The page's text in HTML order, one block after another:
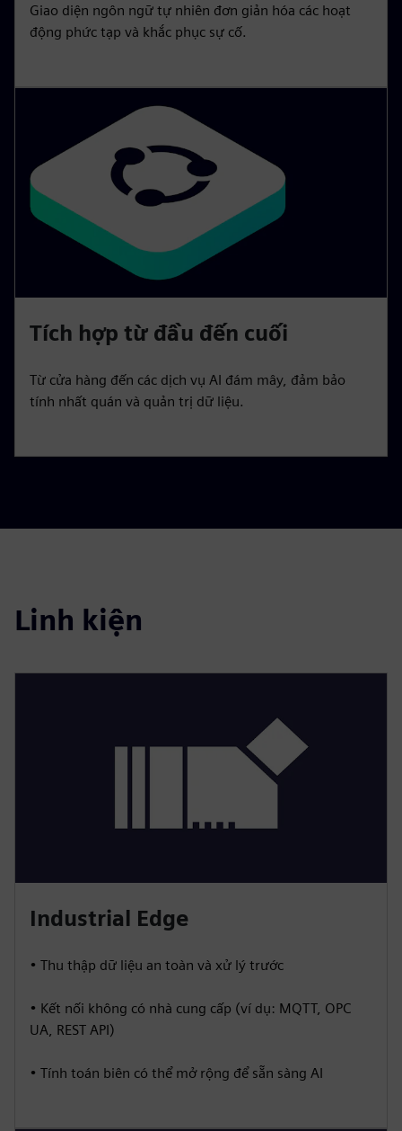
Giao diện ngôn ngữ tự nhiên đơn giản hóa các hoạt
động phức tạp và khắc phục sự cố.
Tích hợp từ đầu đến cuối
Từ cửa hàng đến các dịch vụ AI đám mây, đảm bảo
tính nhất quán và quản trị dữ liệu.
Linh kiện
Industrial Edge
• Thu thập dữ liệu an toàn và xử lý trước
• Kết nối không có nhà cung cấp (ví dụ: MQTT, OPC
UA, REST API)
• Tính toán biên có thể mở rộng để sẵn sàng AI